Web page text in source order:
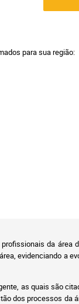
para sua região:
da área
evidenciando a
as quais são
dos processos da